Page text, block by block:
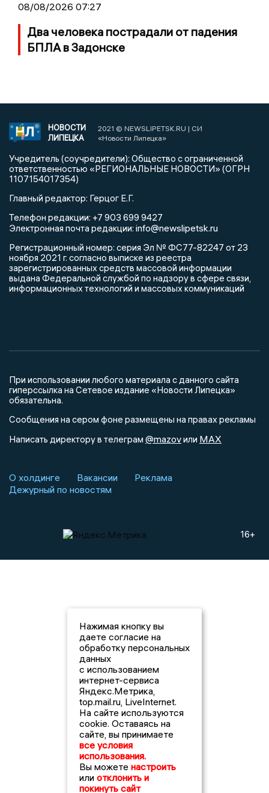
08/08/2026 07:27
Два человека пострадали от падения
БПЛА в Задонске
НОВОСТИ
ЛИПЕЦКА
2021 © NEWSLIPETSK.RU | СИ
«Новости Липецка»
Учредитель (соучредители): Общество с ограниченной
ответственностью «РЕГИОНАЛЬНЫЕ НОВОСТИ» (ОГРН
1107154017354)
Главный редактор: Герцог Е.Г.
Телефон редакции: +7 903 699 9427
Электронная почта редакции: info@newslipetsk.ru
Регистрационный номер: серия Эл № ФС77-82247 от 23
ноября 2021 г. согласно выписке из реестра
зарегистрированных средств массовой информации
выдана Федеральной службой по надзору в сфере связи,
информационных технологий и массовых коммуникаций
При использовании любого материала с данного сайта
гиперссылка на Сетевое издание «Новости Липецка»
обязательна.
Сообщения на сером фоне размещены на правах рекламы
Написать директору в телеграм @mazovили MAX
О холдинге Вакансии
Реклама
Дежурный по новостям
16+
Нажимая кнопку вы
даете согласие на
обработку персональных
данных
с использованием
интернет-сервиса
Яндекс.Метрика,
top.mail.ru, LiveInternet.
На сайте используются
cookie. Оставаясь на
сайте, вы принимаете
все условия
использования.
Вы можете настроить
или отклонить и
покинуть сайт